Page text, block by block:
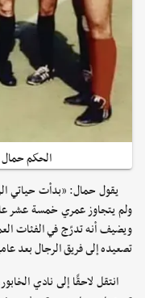
الحكم حمال
يقول حمال: «بدأت حياتي
ويضيف أنه تدرّج في الفئات
تصعيده إلى فريق الرجال بعد
انتقل لاحقًا إلى نادي